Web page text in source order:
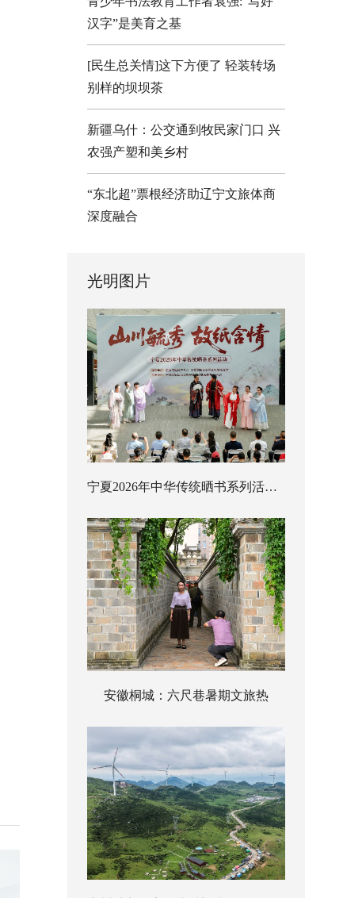
汉字”是美育之基
[民生总关情]这下方便了 轻装转场
别样的坝坝茶
新疆乌什：公交通到牧民家门口 兴
农强产塑和美乡村
“东北超”票根经济助辽宁文旅体商
深度融合
光明图片
宁夏2026年中华传统晒书系列活动启幕
安徽桐城：六尺巷暑期文旅热